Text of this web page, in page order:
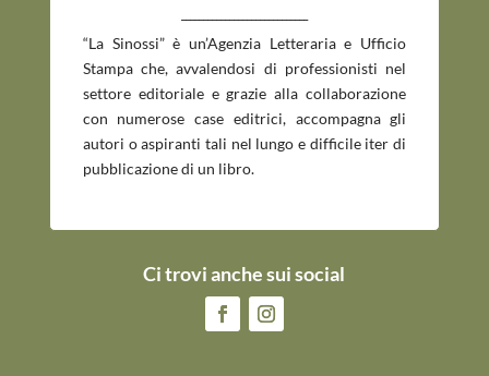
“La Sinossi” è un’Agenzia Letteraria e Ufficio
Stampa che, avvalendosi di professionisti nel
settore editoriale e grazie alla collaborazione
con numerose case editrici, accompagna gli
autori o aspiranti tali nel lungo e difficile iter di
pubblicazione di un libro.
Ci trovi anche sui social